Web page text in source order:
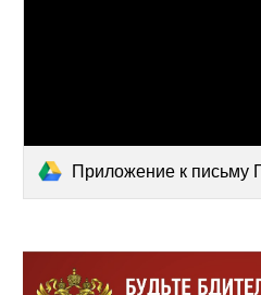
Приложение к письму